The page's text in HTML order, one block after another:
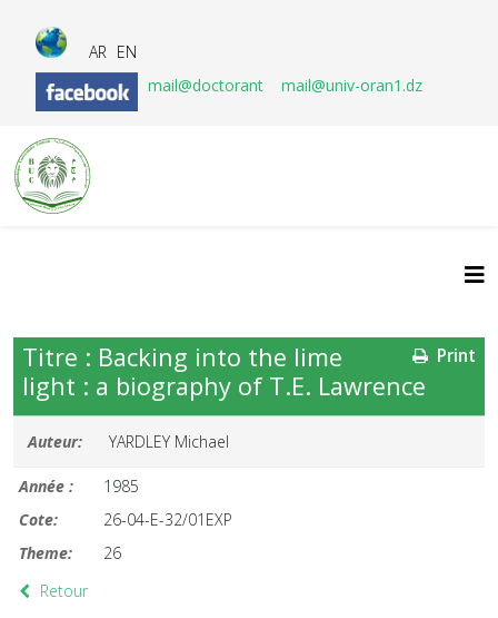
AR EN
mail@doctorant
mail@univ-oran1.dz
Print
Titre : Backing into the lime
light : a biography of T.E. Lawrence
Auteur: YARDLEY Michael
Année :
1985
Cote:
26-04-E-32/01EXP
Theme:
26
Retour